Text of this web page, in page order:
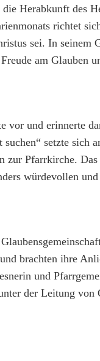
Herabkunft des
richtet
sei. In seinem
am Glauben
vor und erinnerte
setzte sich
zur Pfarrkirche.
würdevollen
brachten ihre
und
der Leitung von